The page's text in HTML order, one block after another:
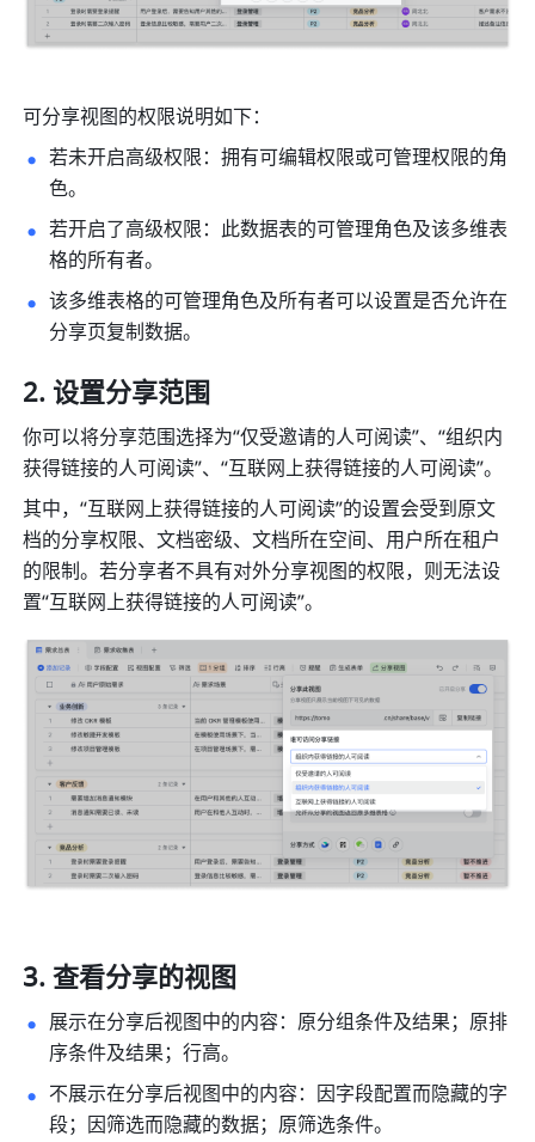
可分享视图的权限说明如下：
若未开启高级权限：拥有可编辑权限或可管理权限的角
色。
若开启了高级权限：此数据表的可管理角色及该多维表
格的所有者。
该多维表格的可管理角色及所有者可以设置是否允许在
分享页复制数据。
设置分享范围
你可以将分享范围选择为“仅受邀请的人可阅读”、“组织内
获得链接的人可阅读”、“互联网上获得链接的人可阅读”。
其中，“互联网上获得链接的人可阅读”的设置会受到原文
档的分享权限、文档密级、文档所在空间、用户所在租户
的限制。若分享者不具有对外分享视图的权限，则无法设
置“互联网上获得链接的人可阅读”。
查看分享的视图
展示在分享后视图中的内容：原分组条件及结果；原排
序条件及结果；行高。
不展示在分享后视图中的内容：因字段配置而隐藏的字
段；因筛选而隐藏的数据；原筛选条件。